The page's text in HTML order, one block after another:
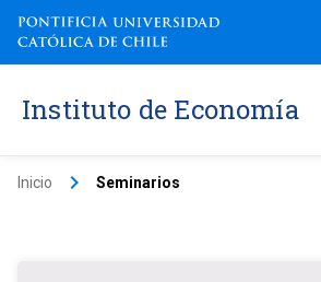
Instituto de Economía
Inicio keyboard_arrow_right Seminarios